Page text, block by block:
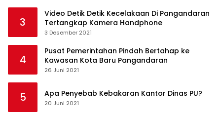
3
Video Detik Detik Kecelakaan Di Pangandaran
Tertangkap Kamera Handphone
3 Desember 2021
4
Pusat Pemerintahan Pindah Bertahap ke
Kawasan Kota Baru Pangandaran
26 Juni 2021
5 Apa Penyebab Kebakaran Kantor Dinas PU?
20 Juni 2021